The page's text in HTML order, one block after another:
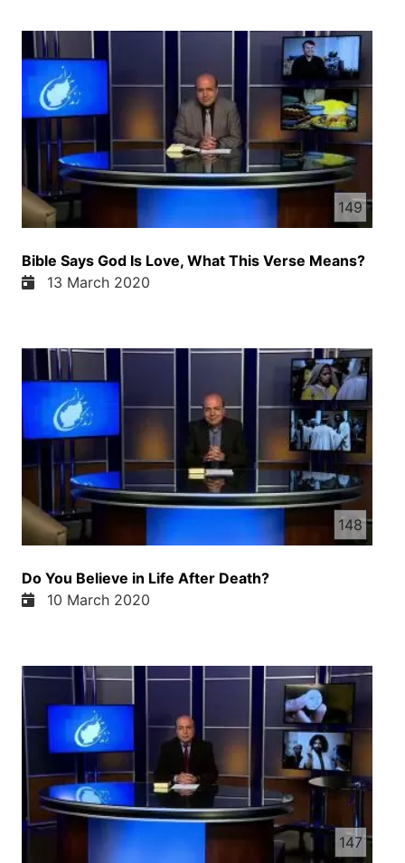
149
Bible Says God Is Love, What This Verse Means?
13 March 2020
148
Do You Believe in Life After Death?
10 March 2020
147